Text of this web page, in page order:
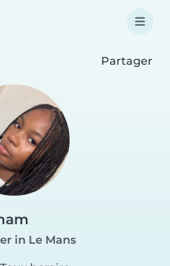
Partager
in Le Mans